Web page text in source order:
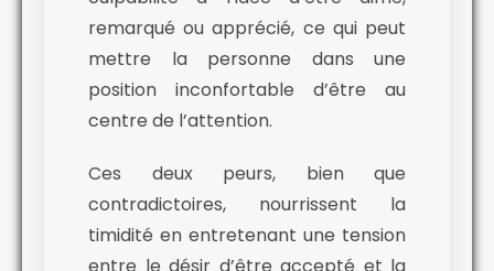
remarqué ou apprécié, ce qui peut
mettre la personne dans une
position inconfortable d’être au
centre de l’attention.
Ces deux peurs, bien que
contradictoires, nourrissent la
timidité en entretenant une tension